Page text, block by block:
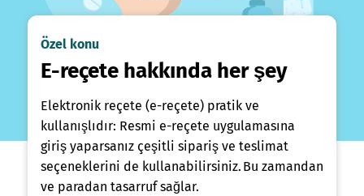
Özel konu
E-reçete hakkında her şey
Elektronik reçete (e-reçete) pratik ve
kullanışlıdır: Resmi e-reçete uygulamasına
giriş yaparsanız çeşitli sipariş ve teslimat
seçeneklerini de kullanabilirsiniz. Bu zamandan
ve paradan tasarruf sağlar.